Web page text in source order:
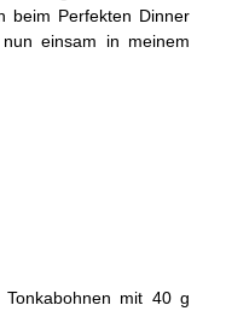
beim Perfekten Dinner
einsam in meinem
mit 40 g